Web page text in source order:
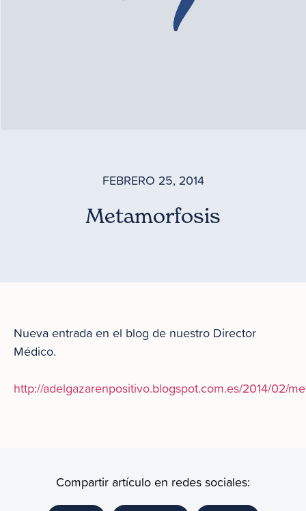
FEBRERO 25, 2014
Metamorfosis
Nueva entrada en el blog de nuestro Director
Médico.
http://adelgazarenpositivo.blogspot.com.es/2014/02/
Compartir artículo en redes sociales: